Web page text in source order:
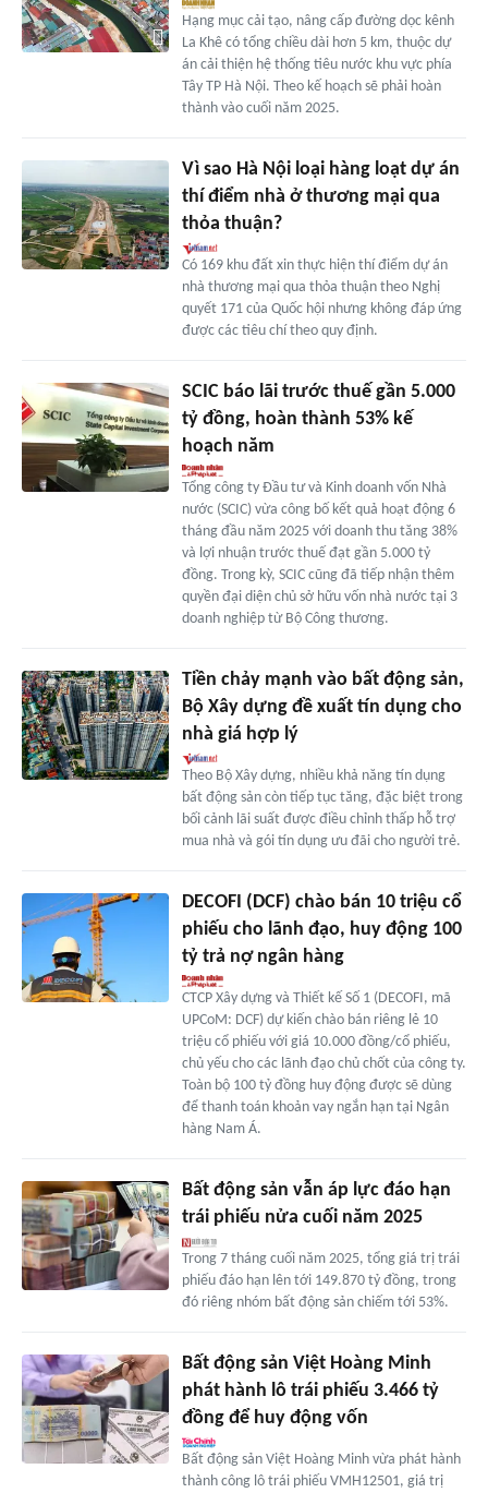
Hạng mục cải tạo, nâng cấp đường dọc kênh
La Khê có tổng chiều dài hơn 5 km, thuộc dự
án cải thiện hệ thống tiêu nước khu vực phía
Tây TP Hà Nội. Theo kế hoạch sẽ phải hoàn
thành vào cuối năm 2025.
Vì sao Hà Nội loại hàng loạt dự án
thí điểm nhà ở thương mại qua
thỏa thuận?
Có 169 khu đất xin thực hiện thí điểm dự án
nhà thương mại qua thỏa thuận theo Nghị
quyết 171 của Quốc hội nhưng không đáp ứng
được các tiêu chí theo quy định.
SCIC báo lãi trước thuế gần 5.000
tỷ đồng, hoàn thành 53% kế
hoạch năm
Tổng công ty Đầu tư và Kinh doanh vốn Nhà
nước (SCIC) vừa công bố kết quả hoạt động 6
tháng đầu năm 2025 với doanh thu tăng 38%
và lợi nhuận trước thuế đạt gần 5.000 tỷ
đồng. Trong kỳ, SCIC cũng đã tiếp nhận thêm
quyền đại diện chủ sở hữu vốn nhà nước tại 3
doanh nghiệp từ Bộ Công thương.
Tiền chảy mạnh vào bất động sản,
Bộ Xây dựng đề xuất tín dụng cho
nhà giá hợp lý
Theo Bộ Xây dựng, nhiều khả năng tín dụng
bất động sản còn tiếp tục tăng, đặc biệt trong
bối cảnh lãi suất được điều chỉnh thấp hỗ trợ
mua nhà và gói tín dụng ưu đãi cho người trẻ.
DECOFI (DCF) chào bán 10 triệu cổ
phiếu cho lãnh đạo, huy động 100
tỷ trả nợ ngân hàng
CTCP Xây dựng và Thiết kế Số 1 (DECOFI, mã
UPCoM: DCF) dự kiến chào bán riêng lẻ 10
triệu cổ phiếu với giá 10.000 đồng/cổ phiếu,
chủ yếu cho các lãnh đạo chủ chốt của công ty.
Toàn bộ 100 tỷ đồng huy động được sẽ dùng
để thanh toán khoản vay ngắn hạn tại Ngân
hàng Nam Á.
Bất động sản vẫn áp lực đáo hạn
trái phiếu nửa cuối năm 2025
Trong 7 tháng cuối năm 2025, tổng giá trị trái
phiếu đáo hạn lên tới 149.870 tỷ đồng, trong
đó riêng nhóm bất động sản chiếm tới 53%.
Bất động sản Việt Hoàng Minh
phát hành lô trái phiếu 3.466 tỷ
đồng để huy động vốn
Bất động sản Việt Hoàng Minh vừa phát hành
thành công lô trái phiếu VMH12501, giá trị